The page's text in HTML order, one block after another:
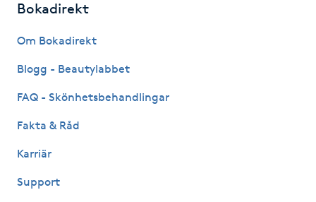
Käkledsbehandling
Lashlift Keratin
LED-ljusterapi
Bokadirekt
Om Bokadirekt
Blogg - Beautylabbet
FAQ - Skönhetsbehandlingar
Fakta & Råd
Karriär
Support